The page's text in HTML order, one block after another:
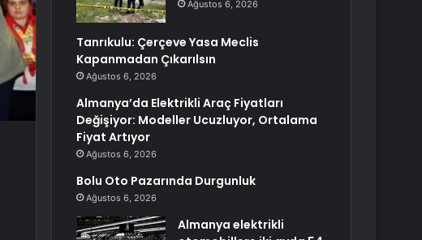
Ağustos 6, 2026
Tanrıkulu: Çerçeve Yasa Meclis
Kapanmadan Çıkarılsın
Ağustos 6, 2026
Almanya’da Elektrikli Araç Fiyatları
Değişiyor: Modeller Ucuzluyor, Ortalama
Fiyat Artıyor
Ağustos 6, 2026
Bolu Oto Pazarında Durgunluk
Ağustos 6, 2026
Almanya elektrikli